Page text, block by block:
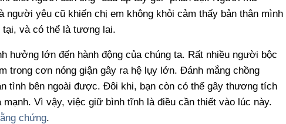
người yêu cũ khiến chị em không khỏi cảm thấy bản thân mình
tại, và có thể là tương lai.
hưởng lớn đến hành động của chúng ta. Rất nhiều người bộc
trong cơn nóng giận gây ra hệ lụy lớn. Đánh mắng chồng
tình bên ngoài được. Đôi khi, bạn còn có thể gây thương tích
Vì vậy, việc giữ bình tĩnh là điều cần thiết vào lúc này.
chứng.